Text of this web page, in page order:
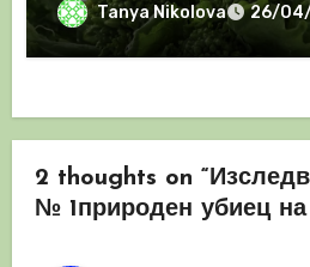
Tanya Nikolova 26/
2 thoughts on
№ 1природен убиец на